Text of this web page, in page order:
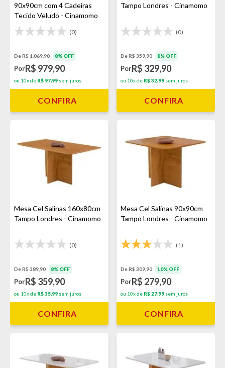
90x90cm com 4 Cadeiras
Tecido Veludo - Cinamomo
(0)
De R$ 1.069,90 8% OFF
PorR$ 979,90
ou 10x de R$ 97,99 sem juros
CONFIRA
Tampo Londres - Cinamomo
(0)
De R$ 359,90 8% OFF
PorR$ 329,90
ou 10x de R$ 32,99 sem juros
CONFIRA
Mesa Cel Salinas 160x80cm
Tampo Londres - Cinamomo
(0)
De R$ 389,90 8% OFF
PorR$ 359,90
ou 10x de R$ 35,99 sem juros
CONFIRA
Mesa Cel Salinas 90x90cm
Tampo Londres - Cinamomo
(1)
De R$ 309,90 10% OFF
PorR$ 279,90
ou 10x de R$ 27,99 sem juros
CONFIRA